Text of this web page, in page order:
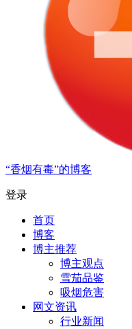
“香烟有毒”的博客
登录
首页
博客
博主推荐
博主观点
雪茄品鉴
吸烟危害
网文资讯
行业新闻